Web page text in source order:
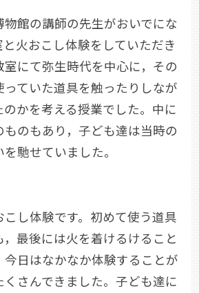
館の講師の先生がおいでにな
火おこし体験をしていただき
室にて弥生時代を中心に，その
ていた道具を触ったりしなが
かを考える授業でした。中に
のもあり，子ども達は当時の
馳せていました。
し体験です。初めて使う道具
最後には火を着けるけること
今日はなかなか体験することが
さんできました。子ども達に